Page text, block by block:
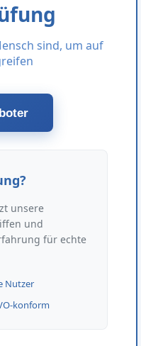
sind, um auf
unsere
und
für echte
Nutzer
konform